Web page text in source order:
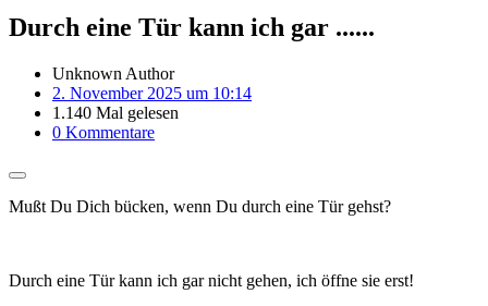
Durch eine Tür kann ich gar ......
Unknown Author
2. November 2025 um 10:14
1.140 Mal gelesen
0 Kommentare
Mußt Du Dich bücken, wenn Du durch eine Tür gehst?
Durch eine Tür kann ich gar nicht gehen, ich öffne sie erst!